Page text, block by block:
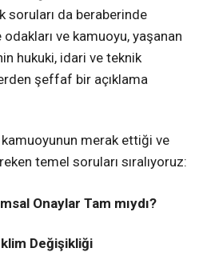
soruları da beraberinde
ve kamuoyu, yaşanan
hukuki, idari ve teknik
şeffaf bir açıklama
merak ettiği ve
temel soruları sıralıyoruz:
Onaylar Tam mıydı?
Değişikliği